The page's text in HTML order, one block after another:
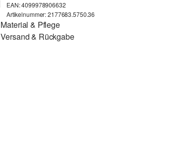
EAN: 4099978906632
Artikelnummer: 2177683.5750.36
Material & Pflege
Versand & Rückgabe